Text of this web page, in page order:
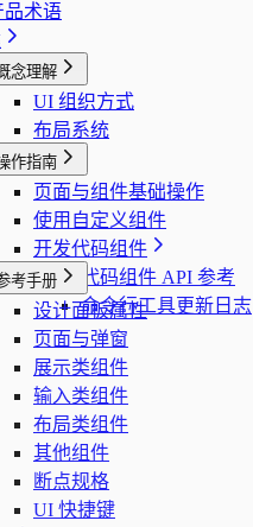
品术语
念理解
UI 组织方式
布局系统
作指南
页面与组件基础操作
使用自定义组件
开发代码组件
代码组件 API 参考
命令行工具更新日志
考手册
设计面板属性
页面与弹窗
展示类组件
输入类组件
布局类组件
其他组件
断点规格
UI 快捷键